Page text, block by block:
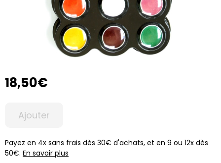
18,50€
Ajouter
Payez en 4x sans frais dès 30€ d'achats, et en 9 ou 12x dès
50€. En savoir plus